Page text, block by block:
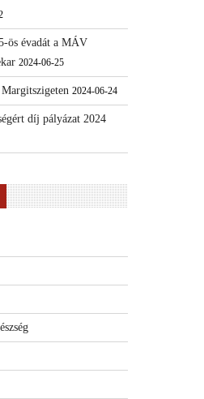
ös évadát a MÁV
2024-06-25
2024-06-24
díj pályázat 2024